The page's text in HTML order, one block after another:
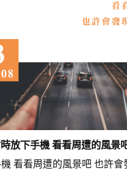
放下手機 看看周遭的風景
看看周遭的風景吧 也許會